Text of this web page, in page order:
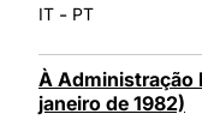
IT - PT
À Administração
janeiro de 1982)